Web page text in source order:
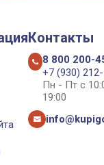
Контакты
8 800 200-
+7 (930)
Пн - Пт с
19:00